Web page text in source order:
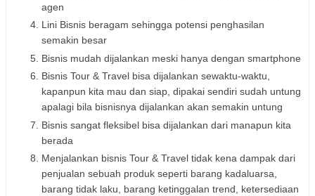
agen
Lini Bisnis beragam sehingga potensi penghasilan
semakin besar
Bisnis mudah dijalankan meski hanya dengan smartphone
Bisnis Tour & Travel bisa dijalankan sewaktu-waktu,
kapanpun kita mau dan siap, dipakai sendiri sudah untung
apalagi bila bisnisnya dijalankan akan semakin untung
Bisnis sangat fleksibel bisa dijalankan dari manapun kita
berada
Menjalankan bisnis Tour & Travel tidak kena dampak dari
penjualan sebuah produk seperti barang kadaluarsa,
barang tidak laku, barang ketinggalan trend, ketersediaan